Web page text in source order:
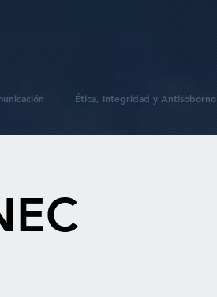
Ética, Integridad y Antisoborno